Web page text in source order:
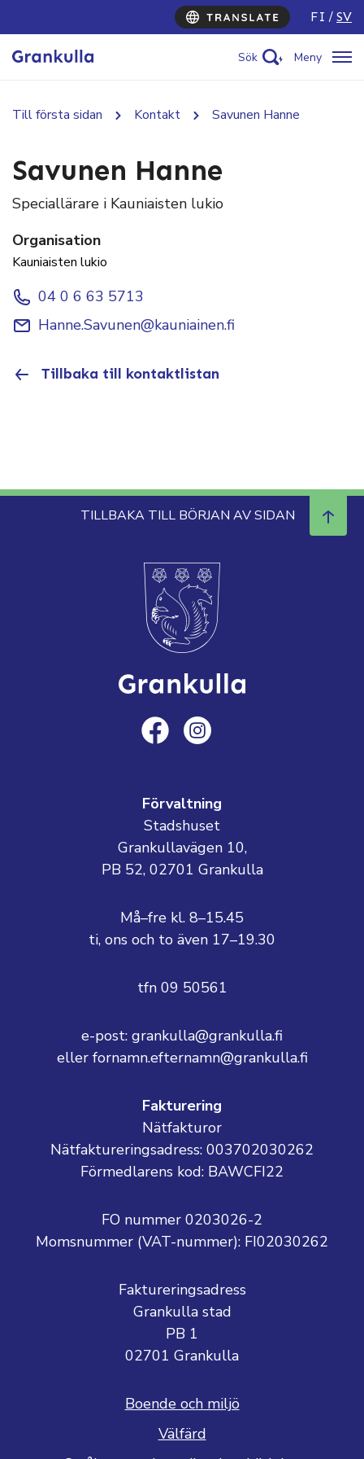
FI SV
Sök Meny
Till första sidan Kontakt Savunen Hanne
Savunen Hanne
Speciallärare i Kauniaisten lukio
Organisation
Kauniaisten lukio
04 0 6 63 5713
Hanne.Savunen@kauniainen.fi
Tillbaka till kontaktlistan
TILLBAKA TILL BÖRJAN AV SIDAN
Förvaltning
Stadshuset
Grankullavägen 10,
PB 52, 02701 Grankulla
Må–fre kl. 8–15.45
ti, ons och to även 17–19.30
tfn 09 50561
e-post: grankulla@grankulla.fi
eller fornamn.efternamn@grankulla.fi
Fakturering
Nätfakturor
Nätfaktureringsadress: 003702030262
Förmedlarens kod: BAWCFI22
FO nummer 0203026-2
Momsnummer (VAT-nummer): FI02030262
Faktureringsadress
Grankulla stad
PB 1
02701 Grankulla
Boende och miljö
Välfärd